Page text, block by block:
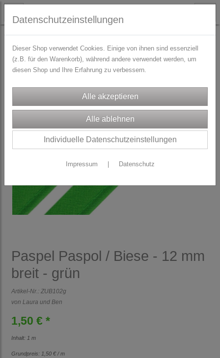
TRACHTENZUBEHÖR Zierborten & Paspol
Paspel Paspol / Biese - 12 mm
breit - grün
Artikel-Nr.: ZUB102g
von Laura und Ben
1,50 € *
Inhalt: 1 m
Grundpreis: 1,50 € / m
Datenschutzeinstellungen
Dieser Shop verwendet Cookies. Einige von ihnen sind essenziell
(z.B. für den Warenkorb), während andere verwendet werden, um
diesen Shop und Ihre Erfahrung zu verbessern.
Individuelle Datenschutzeinstellungen
Impressum Datenschutz